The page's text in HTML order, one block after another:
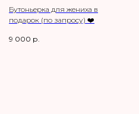
Бутоньерка для жениха в
подарок (по запросу) ❤️
9 000 р.